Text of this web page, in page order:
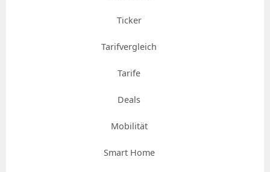
Ticker
Tarifvergleich
Tarife
Deals
Mobilität
Smart Home